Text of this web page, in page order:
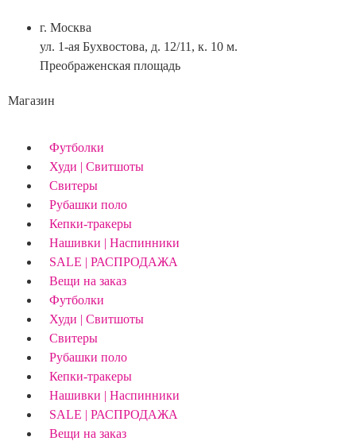
г. Москва
ул. 1-ая Бухвостова, д. 12/11, к. 10 м.
Преображенская площадь
Магазин
Футболки
Худи | Свитшоты
Свитеры
Рубашки поло
Кепки-тракеры
Нашивки | Наспинники
SALE | РАСПРОДАЖА
Вещи на заказ
Футболки
Худи | Свитшоты
Свитеры
Рубашки поло
Кепки-тракеры
Нашивки | Наспинники
SALE | РАСПРОДАЖА
Вещи на заказ